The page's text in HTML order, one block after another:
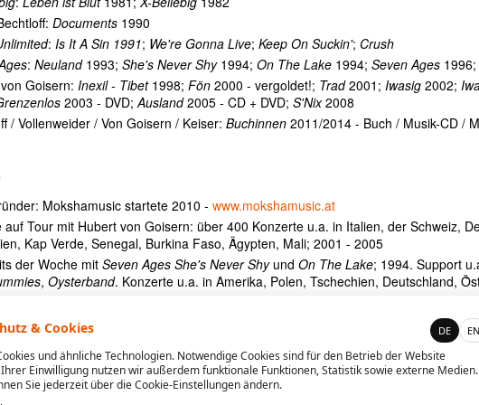
Documents 1990
: Is It A Sin 1991; We're Gonna Live; Keep On Suckin'; Crush
: Neuland1993; She's Never Shy1994; On The Lake 1994; Seven Ages 1996;
Goisern: Inexil - Tibet1998; Fön 2000 - vergoldet!; Trad2001; Iwasig 2002;
2003 - DVD; Ausland2005 - CD + DVD; S'Nix2008
/ Vollenweider / Von Goisern / Keiser: Buchinnen 2011/2014 - Buch / Musik-CD /
Mokshamusic startete 2010 - www.mokshamusic.at
auf Tour mit Hubert von Goisern: über 400 Konzerte u.a. in Italien, der Schweiz,
Kap Verde, Senegal, Burkina Faso, Ä̈gypten, Mali; 2001 - 2005
der Woche mit Seven Ages She's Never Shyund On The Lake; 1994. Support
, Oysterband. Konzerte u.a. in Amerika, Polen, Tschechien, Deutschland,
Bernd Bechtloff
(Buch/CD); Bechtloff / Vollenweider / Von
Fussballstadioneröffnung Red Bull Salzburg mit Hubert von Goisern; 2005
FernsehfilmDie Schattenuhrvon Julian Pölsler mit Hubert von Goisern; 2006
& Cookies DE EN
und ähnliche Technologien. Notwendige Cookies sind für den Betrieb der Website
Einwilligung nutzen wir außerdem funktionale Funktionen, Statistik sowie externe Medien.
Sie jederzeit über die Cookie-Einstellungen ändern.